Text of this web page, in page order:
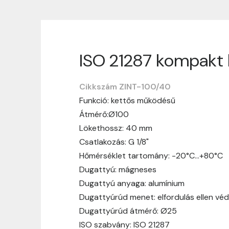
ISO 21287
Cikkszám ZINT-100/40
Funkció: kettős működésű
Átmérő:Ø100
Lökethossz: 40 mm
Csatlakozás: G 1/8"
Hőmérséklet tartomány: -20°C…+80°C
Dugattyú: mágneses
Dugattyú anyaga: alumínium
Dugattyúrúd menet: elfordulás ellen
Dugattyúrúd átmérő: Ø25
ISO szabvány: ISO 21287
Szállítási
Nagyon köszönjük, hogy
vásárlásotok gördülékenyen és
hosszabb ideig tart, előre
Szállítási díj:
A szállítási díj függ
megtekinthetitek, mielőtt a